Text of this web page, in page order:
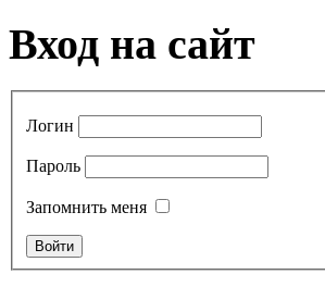
Вход на сайт
Логин
Пароль
Запомнить меня